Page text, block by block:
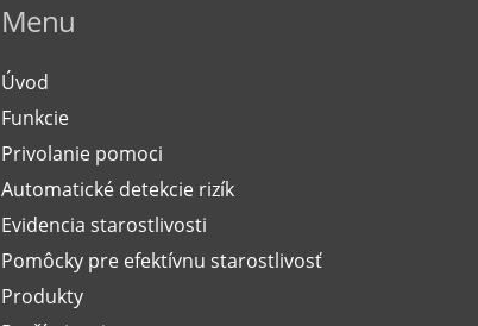
Menu
Úvod
Funkcie
Privolanie pomoci
Automatické detekcie rizík
Evidencia starostlivosti
Pomôcky pre efektívnu starostlivosť
Produkty